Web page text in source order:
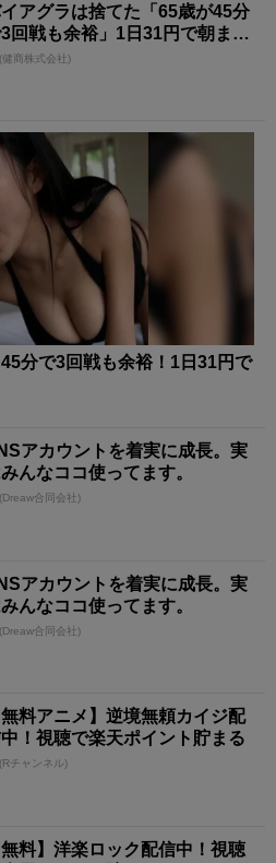
アグラは捨てた「65歳が45分
回戦も余裕」1日31円で朝まで
調！
健商株式会社)
分で3回戦も余裕！1日31円で
アカウントを着実に成長。実
んなココ使ってます。
合同会社)
アカウントを着実に成長。実
んなココ使ってます。
合同会社)
無料アニメ】逆境無頼カイジ配
！視聴で楽天ポイント貯まる
チャンネル)
無料】洋楽ロック配信中！視聴